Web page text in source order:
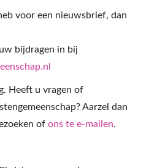
voor een nieuwsbrief, dan
bijdragen in bij
Heeft u vragen of
Aarzel dan
ofons te e-mailen.